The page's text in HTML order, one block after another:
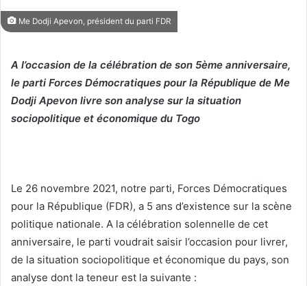
Me Dodji Apevon, président du parti FDR
A l’occasion de la célébration de son 5ème anniversaire,
le parti Forces Démocratiques pour la République de Me
Dodji Apevon livre son analyse sur la situation
sociopolitique et économique du Togo
Le 26 novembre 2021, notre parti, Forces Démocratiques
pour la République (FDR), a 5 ans d’existence sur la scène
politique nationale. A la célébration solennelle de cet
anniversaire, le parti voudrait saisir l’occasion pour livrer,
de la situation sociopolitique et économique du pays, son
analyse dont la teneur est la suivante :